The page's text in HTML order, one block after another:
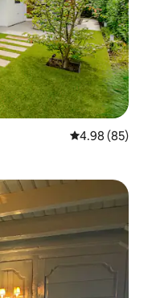
レビュー85
4.98 (85)